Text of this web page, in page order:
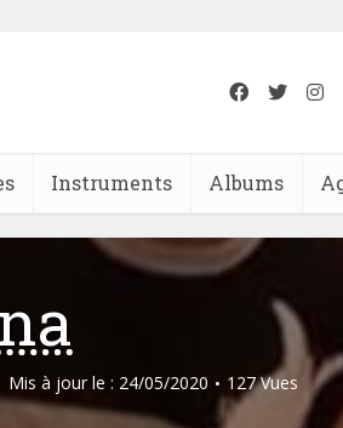
Instruments Albums
Mis à jour le : 24/05/2020 127 Vues